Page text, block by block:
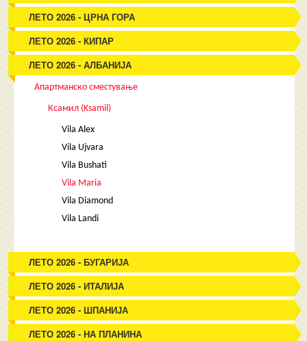
ЛЕТО 2026 - ЦРНА ГОРА
ЛЕТО 2026 - КИПАР
ЛЕТО 2026 - АЛБАНИЈА
Апартманско сместување
Ксамил (Ksamil)
Vila Alex
Vila Ujvara
Vila Bushati
Vila Maria
Vila Diamond
Vila Landi
ЛЕТО 2026 - БУГАРИЈА
ЛЕТО 2026 - ИТАЛИЈА
ЛЕТО 2026 - ШПАНИЈА
ЛЕТО 2026 - НА ПЛАНИНА